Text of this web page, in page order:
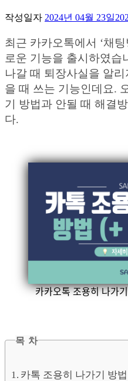
작성일자 2024년 04월 23일
최근 카카오톡에서 ‘채
로운 기능을 출시하였습
나갈 때 퇴장사실을 알
을 때 쓰는 기능인데요.
기 방법과 안될 때 해결
다.
카카오톡 조용히 나가기
목 차
카톡 조용히 나가기 방법